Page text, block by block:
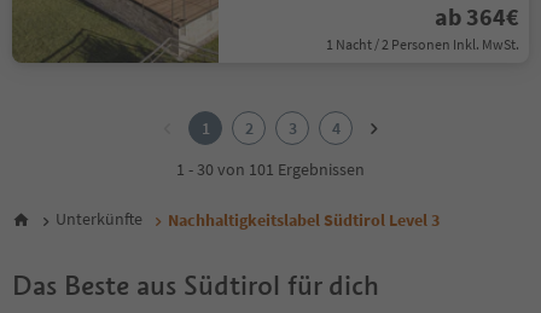
ab 364€
1 Nacht / 2 Personen Inkl. MwSt.
1 2 3
4
1 - 30 von 101 Ergebnissen
Unterkünfte Nachhaltigkeitslabel Südtirol Level 3
Das Beste aus Südtirol für dich